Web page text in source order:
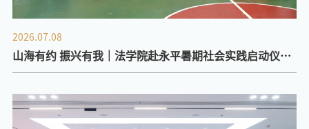
2026.07.08
山海有约 振兴有我｜法学院赴永平暑期社会实践启动仪式
顺利举行